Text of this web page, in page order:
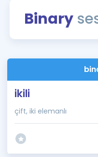
Rehberlik Aracı
Blog
İngilizce Gramer
Binary
ikili
çift, iki elemanlı